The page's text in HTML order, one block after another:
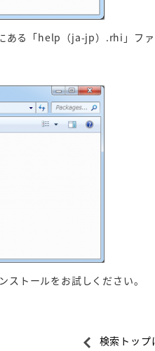
る「help（ja-jp）.rhi」ファ
トールをお試しください。
検索トップ